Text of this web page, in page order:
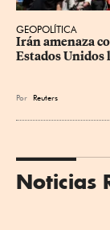
GEOPOLÍTICA
Irán amenaza
Estados Unidos
Por Reuters
Noticias